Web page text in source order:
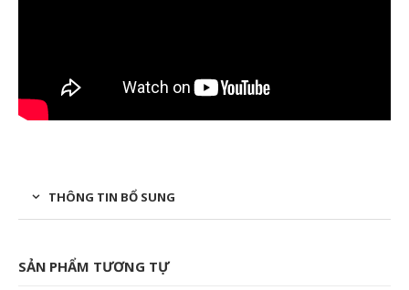
THÔNG TIN BỔ SUNG
SẢN PHẨM TƯƠNG TỰ